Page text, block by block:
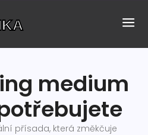
medium
přísada, která změkčuje